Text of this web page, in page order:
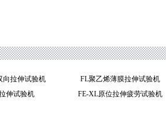
向拉伸试验机
FL聚乙烯薄膜拉伸试验机
伸试验机
FE-XL原位拉伸疲劳试验机